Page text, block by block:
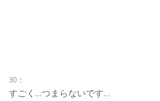
30：
すごく…つまらないです…